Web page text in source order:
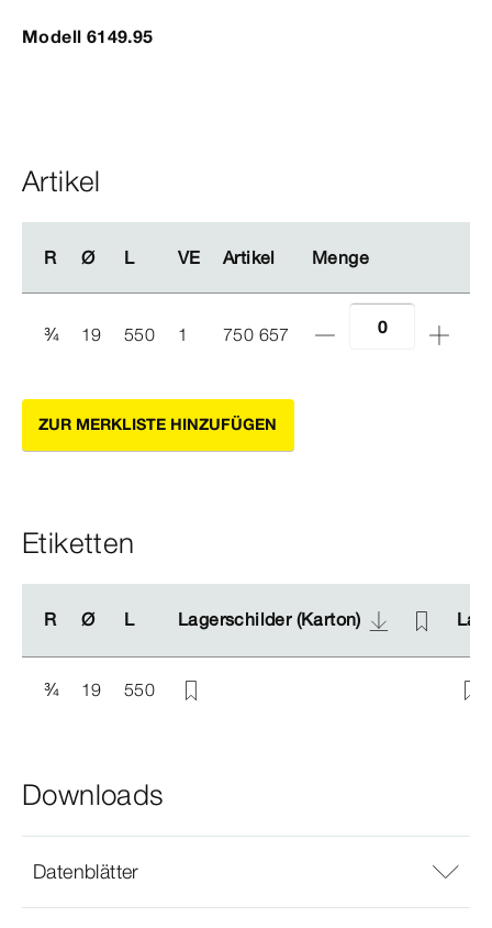
Modell 6149.95
Artikel
R Ø L VE Artikel Menge
R Ø L VE Artikel Menge
¾ 19 550 1 750 657
ZUR MERKLISTE HINZUFÜGEN
Etiketten
R Ø L Lagerschilder (Karton)
R Ø L Lagerschilder (Karton)
¾ 19 550
Downloads
Datenblätter